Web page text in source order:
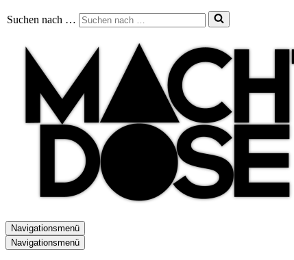
Suchen nach …
Navigationsmenü
Navigationsmenü